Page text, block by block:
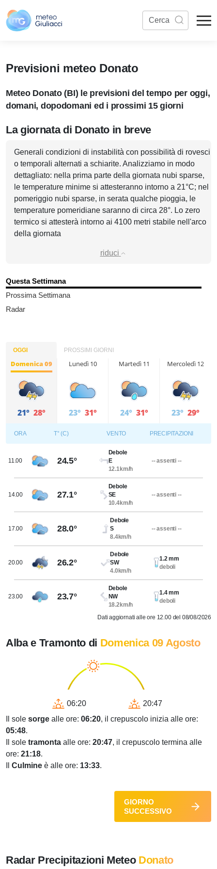
Previsioni meteo Donato
Meteo Donato (BI) le previsioni del tempo per oggi,
domani, dopodomani ed i prossimi 15 giorni
La giornata di Donato in breve
Generali condizioni di instabilità con possibilità di rovesci
o temporali alternati a schiarite. Analizziamo in modo
dettagliato: nella prima parte della giornata nubi sparse,
le temperature minime si attesteranno intorno a 21°C; nel
pomeriggio nubi sparse, in serata qualche pioggia, le
temperature pomeridiane saranno di circa 28°. Lo zero
termico si attesterà intorno ai 4100 metri stabile nell'arco
della giornata
riduci
Questa Settimana
Prossima Settimana
Radar
OGGI PROSSIMI GIORNI
Domenica 09
21° 28°
Lunedì 10
23° 31°
Martedì 11
24° 31°
Mercoledì 12
23° 29°
ORA T° (C) VENTO PRECIPITAZIONI
11.00 24.5°
Debole
E
12.1km/h
-- assenti --
14.00 27.1°
Debole
SE
10.4km/h
-- assenti --
17.00 28.0°
Debole
S
8.4km/h
-- assenti --
20.00 26.2°
Debole
SW
4.0km/h
1.2 mm
deboli
23.00 23.7°
Debole
NW
18.2km/h
1.4 mm
deboli
Dati aggiornati alle ore 12.00 del 08/08/2026
Alba e Tramonto di Domenica 09 Agosto
06:20
20:47
Il sole sorge alle ore: 06:20, il crepuscolo inizia alle ore:
05:48.
Il sole tramonta alle ore: 20:47, il crepuscolo termina alle
ore: 21:18.
Culmine è alle ore: 13:33.
GIORNO
SUCCESSIVO
Radar Precipitazioni Meteo Donato